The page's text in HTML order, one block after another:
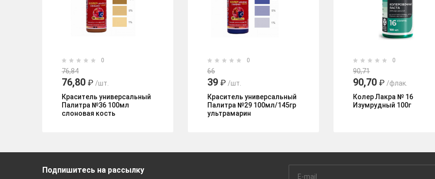
0
76,84
76,80 ₽ /шт.
Краситель универсальный
Палитра №36 100мл
слоновая кость
0
66
39 ₽ /шт.
Краситель универсальный
Палитра №29 100мл/145гр
ультрамарин
0
90,71
90,70 ₽ /флак.
Колер Лакра № 16
Изумрудный 100г
Подпишитесь на рассылку